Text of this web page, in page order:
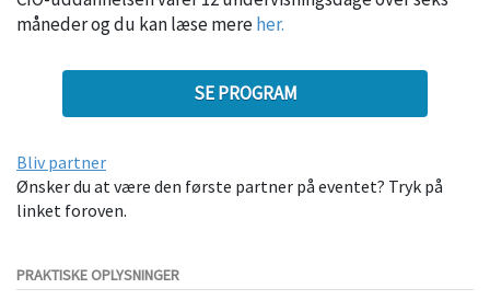
måneder og du kan læse mereher.
SE PROGRAM
Bliv partner
Ønsker du at være den første partner på eventet? Tryk på
linket foroven.
PRAKTISKE OPLYSNINGER